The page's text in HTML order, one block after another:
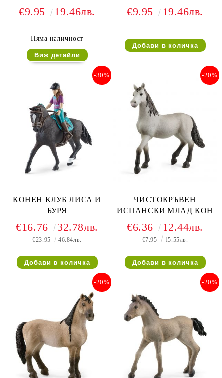
€9.95 19.46лв.
Няма наличност
Виж детайли
€9.95 19.46лв.
КОНЕН КЛУБ ЛИСА И
БУРЯ
-30%
€16.76 32.78лв.
€23.95 46.84лв.
ЧИСТОКРЪВЕН
ИСПАНСКИ МЛАД КОН
-20%
€6.36 12.44лв.
€7.95 15.55лв.
-20% -20%